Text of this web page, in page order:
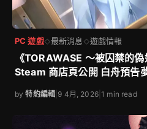
PC 遊戲◇最新消息 ◇遊戲情報
《TORAWASE ～被囚禁的
Steam 商店頁公開 白舟預告
by特約編輯 9 4月, 2026|1 min read